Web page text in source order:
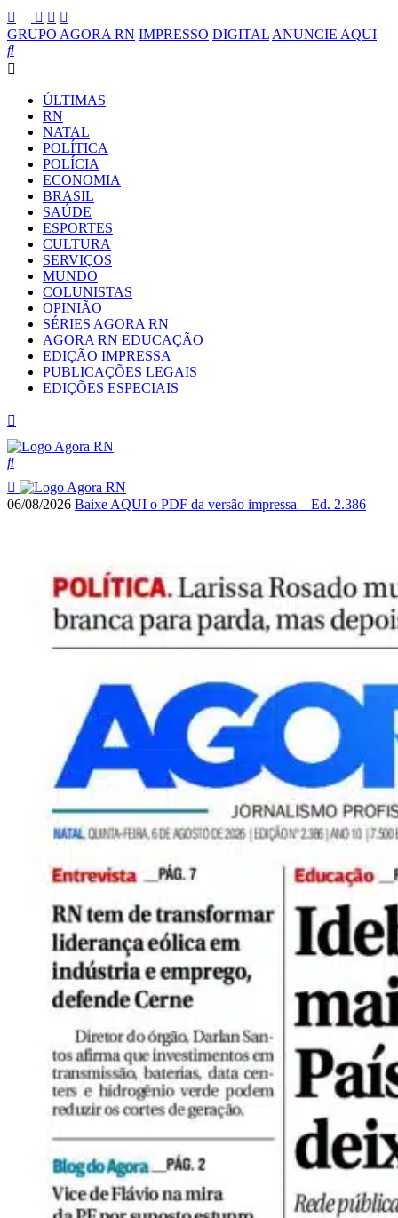
GRUPO AGORA RN IMPRESSO DIGITAL ANUNCIE AQUI
ÚLTIMAS
RN
NATAL
POLÍTICA
POLÍCIA
ECONOMIA
BRASIL
SAÚDE
ESPORTES
CULTURA
SERVIÇOS
MUNDO
COLUNISTAS
OPINIÃO
SÉRIES AGORA RN
AGORA RN EDUCAÇÃO
EDIÇÃO IMPRESSA
PUBLICAÇÕES LEGAIS
EDIÇÕES ESPECIAIS
06/08/2026 Baixe AQUI o PDF da versão impressa – Ed. 2.386